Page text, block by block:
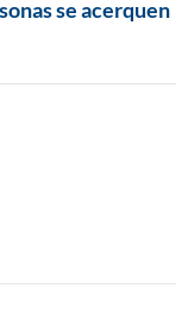
se acerquen